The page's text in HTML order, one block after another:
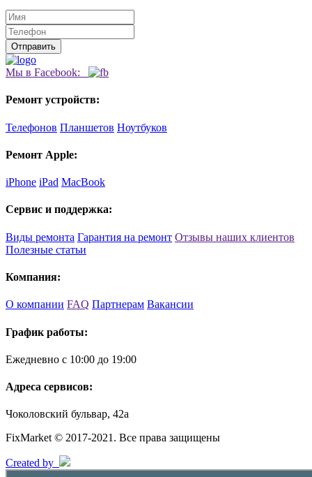
Мы в Facebook:
Ремонт устройств:
Телефонов Планшетов Ноутбуков
Ремонт Apple:
iPhone iPad MacBook
Сервис и поддержка:
Виды ремонта Гарантия на ремонт Отзывы наших клиентов
Полезные статьи
Компания:
О компании FAQ Партнерам Вакансии
График работы:
Ежедневно с 10:00 до 19:00
Адреса сервисов:
Чоколовский бульвар, 42а
FixMarket © 2017-2021. Все права защищены
Created by